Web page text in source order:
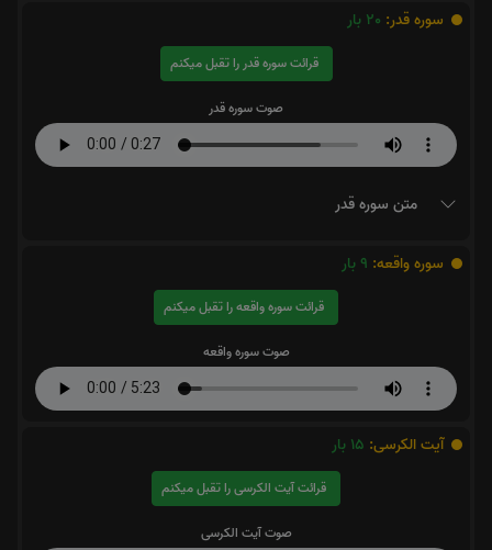
سوره قدر: 20 بار
قرائت سوره قدر را تقبل میکنم
صوت سوره قدر
متن سوره قدر
سوره واقعه: 9بار
قرائت سوره واقعه را تقبل میکنم
صوت سوره واقعه
آیت الکرسی: 15 بار
قرائت آیت الکرسی را تقبل میکنم
صوت آیت الکرسی